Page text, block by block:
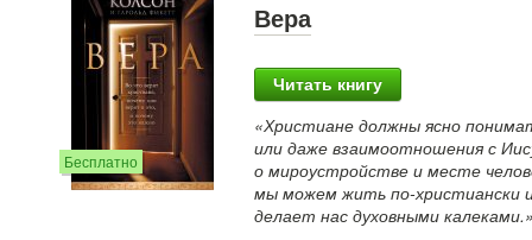
Бесплатно
Вера
Читать книгу
«Христиане должны ясно
или даже взаимоотношения с
о мироустройстве и месте
мы можем жить по-христиански
делает нас духовными